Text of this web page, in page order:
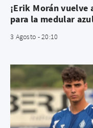
¡Erik Morán vuelve
para la medular
3 Agosto - 20:10